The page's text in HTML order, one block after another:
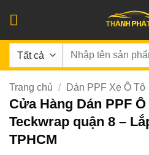
qua
nội
dung
Tìm
Trang chủ / Dán PPF Xe Ô Tô
Cửa Hàng Dán PPF
Teckwrap quận 8 –
TPHCM